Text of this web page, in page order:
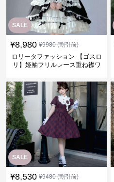
SALE
¥8,980 ¥9980(割引前)
ロリータファッション 【ゴスロ
リ】姫袖フリルレース重ね襟ワ
SALE
¥8,530 ¥9480(割引前)